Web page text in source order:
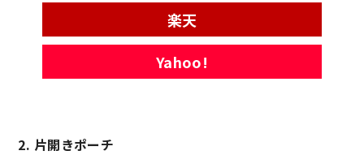
楽天
Yahoo!
2. 片開きポーチ